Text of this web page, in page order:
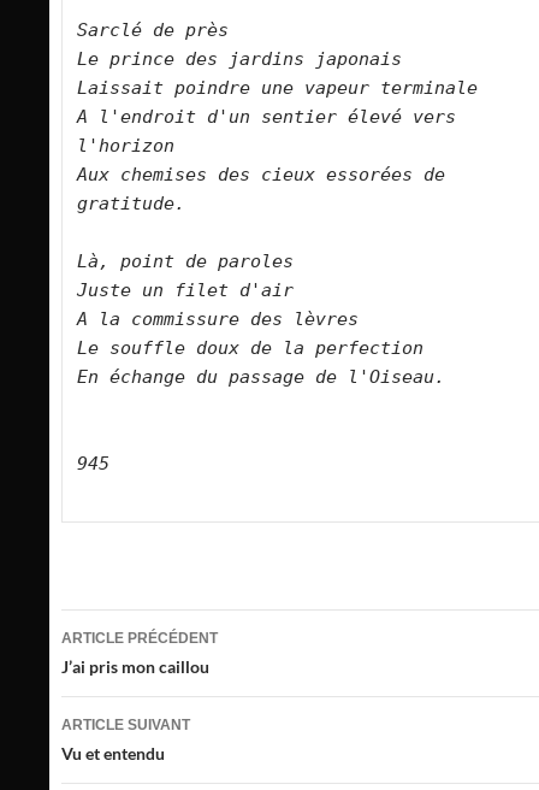
Sarclé de près
Le prince des jardins japonais
Laissait poindre une vapeur terminale
A l'endroit d'un sentier élevé vers
l'horizon
Aux chemises des cieux essorées de
gratitude.
Là, point de paroles
Juste un filet d'air
A la commissure des lèvres
Le souffle doux de la perfection
En échange du passage de l'Oiseau.
945
Navigation
des
articles
ARTICLE PRÉCÉDENT
J’ai pris mon caillou
ARTICLE SUIVANT
Vu et entendu